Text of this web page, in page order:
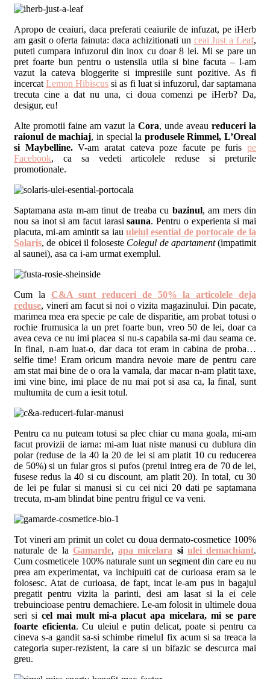
Apropo de ceaiuri, daca preferati ceaiurile de infuzat, pe iHerb
am gasit o oferta fainuta: daca achizitionati un ceai Just a Leaf,
puteti cumpara infuzorul din inox cu doar 8 lei. Mi se pare un
pret foarte bun pentru o ustensila utila si bine facuta – l-am
vazut la cateva bloggerite si impresiile sunt pozitive. As fi
incercatLemon Hibiscus si as fi luat si infuzorul, dar saptamana
trecuta cine a dat nu una, ci doua comenzi pe iHerb? Da,
desigur, eu!
Alte promotii faine am vazut la Cora, unde aveau reduceri la
raionul de machiaj, in special la produsele Rimmel, L’Oreal
si Maybelline.V-am aratat cateva poze facute pe furispe
Facebook, ca sa vedeti articolele reduse si preturile
promotionale.
Saptamana asta m-am tinut de treaba cu bazinul, am mers din
nou sa inot si am facut iarasisauna. Pentru o experienta si mai
placuta, mi-am amintit sa iau uleiul esential de portocale de la
Solaris, de obicei il foloseste Colegul de apartament(impatimit
al saunei), asa ca i-am urmat exemplul.
Cum la C&A sunt reduceri de 50% la articolele deja
reduse, vineri am facut si noi o vizita magazinului. Din pacate,
marimea mea era specie pe cale de disparitie, am probat totusi o
rochie frumusica la un pret foarte bun, vreo 50 de lei, doar ca
avea ceva ce nu imi placea si nu-s capabila sa-mi dau seama ce.
In final, n-am luat-o, dar daca tot eram in cabina de proba…
selfie time! Eram oricum mandra nevoie mare de pentru care
am stat mai bine de o ora la vamala, dar macar n-am platit taxe,
imi vine bine, imi place de nu mai pot si asa ca, la final, sunt
multumita de cum a iesit totul.
Pentru ca nu puteam totusi sa plec chiar cu mana goala, mi-am
facut provizii de iarna: mi-am luat niste manusi cu dublura din
polar (reduse de la 40 la 20 de lei si am platit 10 cu reducerea
de 50%) si un fular gros si pufos (pretul intreg era de 70 de lei,
fusese redus la 40 si cu discount, am platit 20). In total, cu 30
de lei pe fular si manusi si cu cei nici 20 dati pe saptamana
trecuta, m-am blindat bine pentru frigul ce va veni.
Tot vineri am primit un colet cu doua dermato-cosmetice 100%
naturale de la Gamarde, apa micelara si ulei demachiant.
Cum cosmeticele 100% naturale sunt un segment din care eu nu
prea am experimentat, va inchipuiti cat de curioasa eram sa le
folosesc. Atat de curioasa, de fapt, incat le-am pus in bagajul
pregatit pentru vizita la parinti, desi am lasat si la ei cele
trebuincioase pentru demachiere. Le-am folosit in ultimele doua
seri si cel mai mult mi-a placut apa micelara, mi se pare
foarte eficienta. Cu uleiul e putin delicat, poate si pentru ca
cineva s-a gandit sa-si schimbe rimelul fix acum si sa treaca la
categoria super-rezistent, la care si un bifazic se descurca mai
greu.